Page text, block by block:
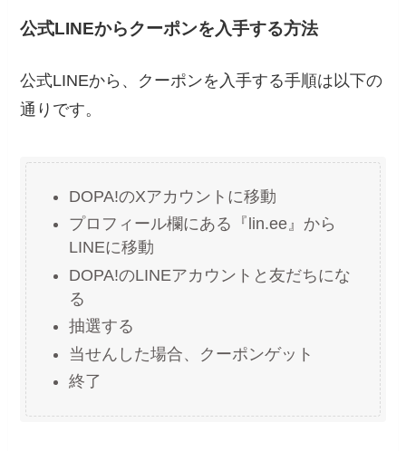
公式LINEからクーポンを入手する方法
公式LINEから、クーポンを入手する手順は以下の
通りです。
DOPA!のXアカウントに移動
プロフィール欄にある『lin.ee』から
LINEに移動
DOPA!のLINEアカウントと友だちにな
る
抽選する
当せんした場合、クーポンゲット
終了